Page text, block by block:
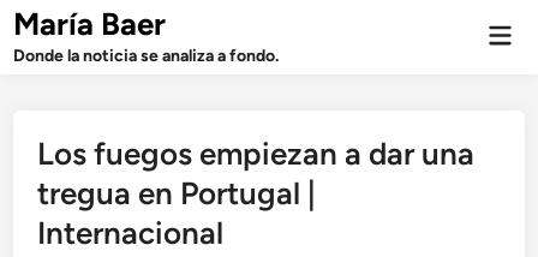
Saltar
contenido
María Baer
Donde la noticia se analiza a fondo.
Los fuegos empiezan a dar una
tregua en Portugal |
Internacional